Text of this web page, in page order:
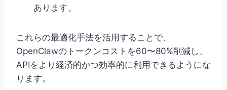
あります。
これらの最適化手法を活用することで、
OpenClawのトークンコストを60〜80%削減し、
APIをより経済的かつ効率的に利用できるようにな
ります。